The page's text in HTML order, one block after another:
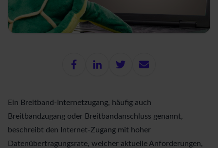
Ein Breitband-Internetzugang, häufig auch
Breitbandzugang oder Breitbandanschluss genannt,
beschreibt den Internet-Zugang mit hoher
Datenübertragungsrate, welcher aktuelle Anforderungen,